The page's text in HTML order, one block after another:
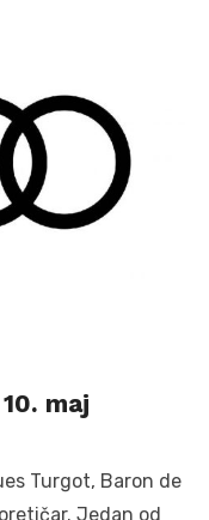
maj
Turgot, Baron de
Jedan od